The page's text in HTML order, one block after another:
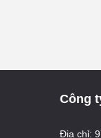
Công
Địa chỉ: